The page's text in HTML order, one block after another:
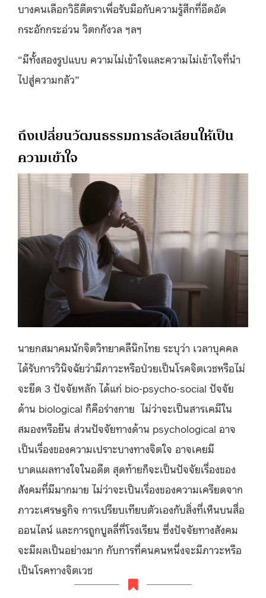
บางคนเลือกวิธีตีตราเพื่อรับมือกับความรู้สึกที่อึดอัด
กระอักกระอ่วน วิตกกังวล ฯลฯ
“มีทั้งสองรูปแบบ ความไม่เข้าใจและความไม่เข้าใจที่นำ
ไปสู่ความกลัว”
ถึงเปลี่ยนวัฒนธรรมการล้อเลียนให้เป็น
ความเข้าใจ
นายกสมาคมนักจิตวิทยาคลืนิกไทย ระบุว่า เวลาบุคคล
ได้รับการวินิจฉัยว่ามีภาวะหรือป่วยเป็นโรคจิตเวชหรือไม่
จะยึด 3 ปัจจัยหลัก ได้แก่ bio-psycho-social ปัจจัย
ด้าน biological ก็คือร่างกาย ไม่ว่าจะเป็นสารเคมีใน
สมองหรือยีน ส่วนปัจจัยทางด้าน psychological อาจ
เป็นเรื่องของความเปราะบางทางจิตใจ อาจเคยมี
บาดแผลทางใจในอดีต สุดท้ายก็จะเป็นปัจจัยเรื่องของ
สังคมที่มีมากมาย ไม่ว่าจะเป็นเรื่องของความเครียดจาก
ภาวะเศรษฐกิจ การเปรียบเทียบตัวเองกับสิ่งที่เห็นบนสื่อ
ออนไลน์ และการถูกบูลลี่ที่โรงเรียน ซึ่งปัจจัยทางสังคม
จะมีผลเป็นอย่างมาก กับการที่คนคนหนึ่งจะมีภาวะหรือ
เป็นโรคทางจิตเวช